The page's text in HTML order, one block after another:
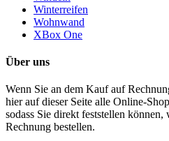
Winterreifen
Wohnwand
XBox One
Über uns
Wenn Sie an dem Kauf auf
hier auf dieser Seite alle Online-
sodass Sie direkt feststellen
Rechnung bestellen.